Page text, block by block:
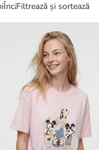
Încălțăminte Portofel și
Filtrează și sortează